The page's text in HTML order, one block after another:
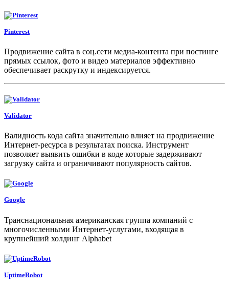
Pinterest
Продвижение сайта в соц.сети медиа-контента при постинге
прямых ссылок, фото и видео материалов эффективно
обеспечивает раскрутку и индексируется.
Validator
Валидность кода сайта значительно влияет на продвижение
Интернет-ресурса в результатах поиска. Инструмент
позволяет выявить ошибки в коде которые задерживают
загрузку сайта и ограничивают популярность сайтов.
Google
Транснациональная американская группа компаний с
многочисленными Интернет-услугами, входящая в
крупнейший холдинг Alphabet
UptimeRobot